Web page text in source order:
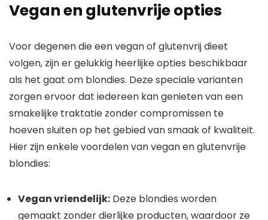
Vegan en glutenvrije opties
Voor degenen die een vegan of glutenvrij dieet
volgen, zijn er gelukkig heerlijke opties beschikbaar
als het gaat om blondies. Deze speciale varianten
zorgen ervoor dat iedereen kan genieten van een
smakelijke traktatie zonder compromissen te
hoeven sluiten op het gebied van smaak of kwaliteit.
Hier zijn enkele voordelen van vegan en glutenvrije
blondies:
Vegan vriendelijk: Deze blondies worden
gemaakt zonder dierlijke producten, waardoor ze